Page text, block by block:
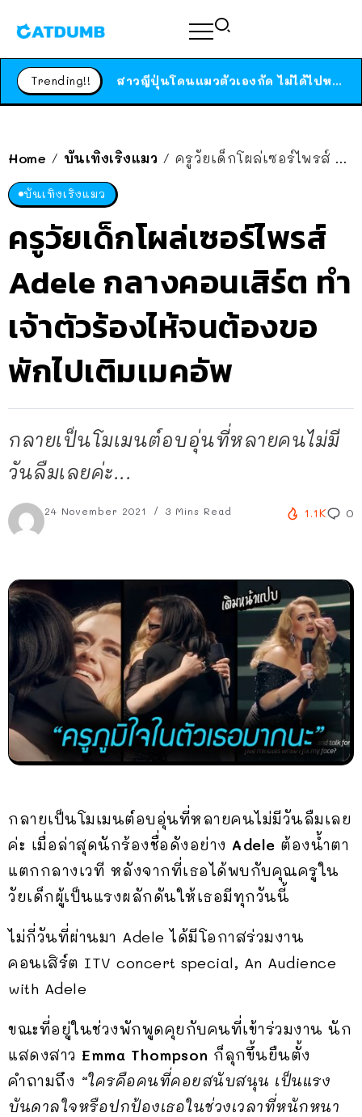
Trending!! ได้เวลาเด็กหนวดรวมตัว RF Online Next เปิดให้เล่นแล้ว เกม Sci-Fi MMORPG ระดับตำนาน เล่นได้ทั้งมือถือและ PC
Home / บันเทิงเริงแมว / ครูวัยเด็กโผล่เซอร์ไพรส์ Adele กลางคอนเสิร์ต ทำเจ้าตัวร้องไห้จนต้องขอพักไปเติมเมคอัพ
บันเทิงเริงแมว
ครูวัยเด็กโผล่เซอร์ไพรส์
Adele กลางคอนเสิร์ต ทำ
เจ้าตัวร้องไห้จนต้องขอ
พักไปเติมเมคอัพ
กลายเป็นโมเมนต์อบอุ่นที่หลายคนไม่มี
วันลืมเลยค่ะ...
24 November 2021 3 Mins Read 1.1K 0
กลายเป็นโมเมนต์อบอุ่นที่หลายคนไม่มีวันลืมเลย
ค่ะ เมื่อล่าสุดนักร้องชื่อดังอย่าง Adele ต้องน้ำตา
แตกกลางเวที หลังจากที่เธอได้พบกับคุณครูใน
วัยเด็กผู้เป็นแรงผลักดันให้เธอมีทุกวันนี้
ไม่กี่วันที่ผ่านมา Adele ได้มีโอกาสร่วมงาน
คอนเสิร์ต ITV concert special, An Audience
with Adele
ขณะที่อยู่ในช่วงพักพูดคุยกับคนที่เข้าร่วมงาน นัก
แสดงสาว Emma Thompson ก็ลุกขึ้นยืนตั้ง
คำถามถึง “ใครคือคนที่คอยสนับสนุน เป็นแรง
บันดาลใจหรือปกป้องเธอในช่วงเวลาที่หนักหนา